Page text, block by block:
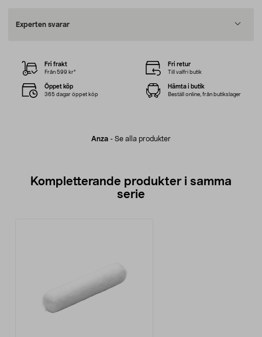
Experten svarar
Anza - Se alla produkter
Fri frakt
Från 599 kr*
Fri retur
Till valfri butik
Öppet köp
365 dagar öppet köp
Hämta i butik
Beställ online, från butikslager
Kompletterande produkter i samma
serie